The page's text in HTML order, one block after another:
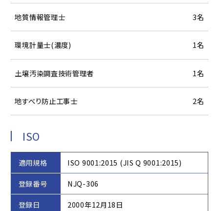
Design & Planning
and Soil Insights
Resource Development
& Disaster Prevention
地質情報管理士 3名
環境計量士(濃度) 1名
土壌汚染調査技術管理者 1名
地すべり防止工事士 2名
ISO
適用規格 ISO 9001:2015 (JIS Q 9001:2015)
登録番号 NJQ-306
登録日 2000年12月18日